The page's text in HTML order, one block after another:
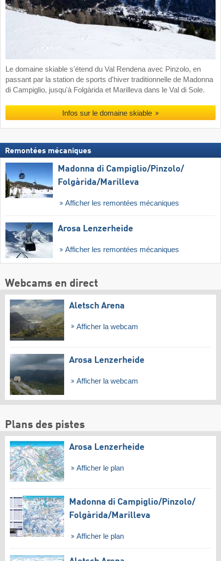
Le domaine skiable s'étend du Val Rendena avec Pinzolo, en
passant par la station de sports d'hiver traditionnelle de Madonna
di Campiglio, jusqu'à Folgàrida et Marilleva dans le Val di Sole.
Infos sur le domaine skiable
Remontées mécaniques
Madonna di Campiglio/​Pinzolo/​
Folgàrida/​Marilleva
Afficher les remontées mécaniques
Arosa Lenzerheide
Afficher les remontées mécaniques
Webcams en direct
Aletsch Arena
Afficher la webcam
Arosa Lenzerheide
Afficher la webcam
Plans des pistes
Arosa Lenzerheide
Afficher le plan
Madonna di Campiglio/​Pinzolo/​
Folgàrida/​Marilleva
Afficher le plan